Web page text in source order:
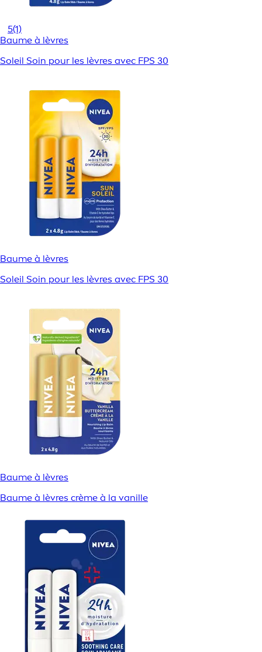
5(1)
Baume à lèvres
Soleil Soin pour les lèvres avec FPS 30
Baume à lèvres
Soleil Soin pour les lèvres avec FPS 30
Baume à lèvres
Baume à lèvres crème à la vanille